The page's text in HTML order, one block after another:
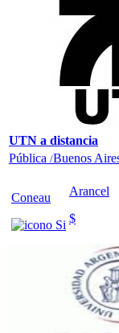
UTN a distancia
Pública /Buenos
Coneau
Arancel
$